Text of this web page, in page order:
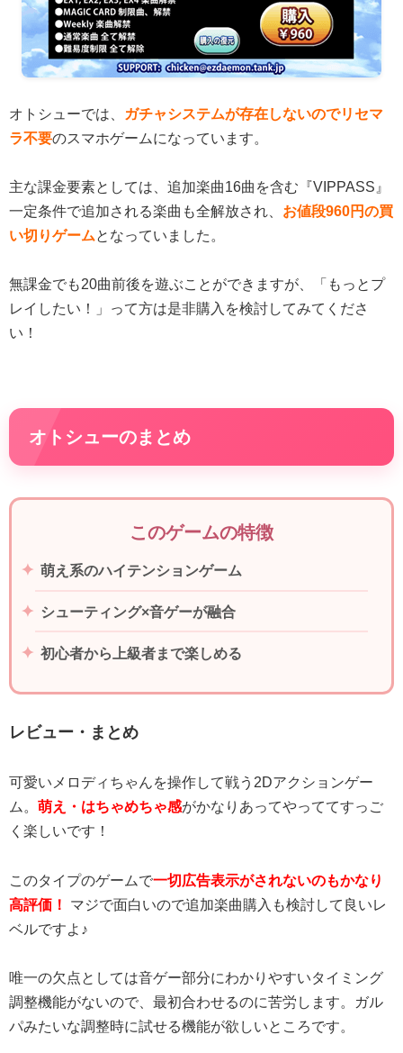
オトシューでは、
ガチャシステムが存在しないのでリセマ
ラ不要のスマホゲームになっています。
主な課金要素としては、追加楽曲16曲を含む『VIPPASS』
一定条件で追加される楽曲も全解放され、 お値段960円の買
い切りゲームとなっていました。
無課金でも20曲前後を遊ぶことができますが、「もっとプ
レイしたい！」って方は是非購入を検討してみてくださ
い！
オトシューのまとめ
このゲームの特徴
萌え系のハイテンションゲーム
シューティング×音ゲーが融合
初心者から上級者まで楽しめる
レビュー・まとめ
可愛いメロディちゃんを操作して戦う2Dアクションゲー
ム。 萌え・はちゃめちゃ感がかなりあってやっててすっご
く楽しいです！
このタイプのゲームで一切広告表示がされないのもかなり
高評価！
マジで面白いので追加楽曲購入も検討して良いレ
ベルですよ♪
唯一の欠点としては音ゲー部分にわかりやすいタイミング
調整機能がないので、最初合わせるのに苦労します。ガル
パみたいな調整時に試せる機能が欲しいところです。